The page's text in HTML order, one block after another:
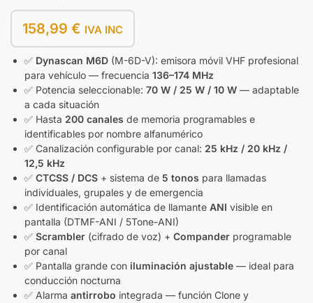
158,99 € IVA INC
✅ Dynascan M6D (M-6D-V): emisora móvil VHF profesional
para vehículo — frecuencia 136–174 MHz
✅ Potencia seleccionable: 70 W / 25 W / 10 W — adaptable
a cada situación
✅ Hasta 200 canales de memoria programables e
identificables por nombre alfanumérico
✅ Canalización configurable por canal: 25 kHz / 20 kHz /
12,5 kHz
✅ CTCSS / DCS + sistema de 5 tonos para llamadas
individuales, grupales y de emergencia
✅ Identificación automática de llamante ANI visible en
pantalla (DTMF-ANI / 5Tone-ANI)
✅ Scrambler (cifrado de voz) + Compander programable
por canal
✅ Pantalla grande con iluminación ajustable — ideal para
conducción nocturna
✅ Alarma antirrobo integrada — función Clone y